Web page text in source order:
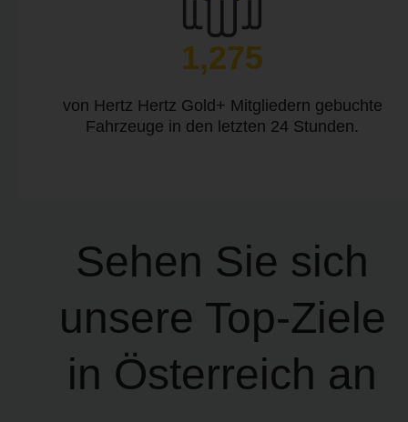
1,275
von Hertz Hertz Gold+ Mitgliedern gebuchte
Fahrzeuge in den letzten 24 Stunden.
Sehen Sie sich
unsere Top-Ziele
in Österreich an